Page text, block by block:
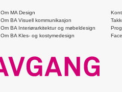
Om MA Design
Om BA Visuell kommunikasjon
Om BA Interiørarkitektur og møbeldesign
Om BA Kles- og kostymedesign